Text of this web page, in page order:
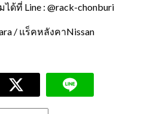
ด้ที่ Line : @rack-chonburi
/ แร็คหลังคาNissan